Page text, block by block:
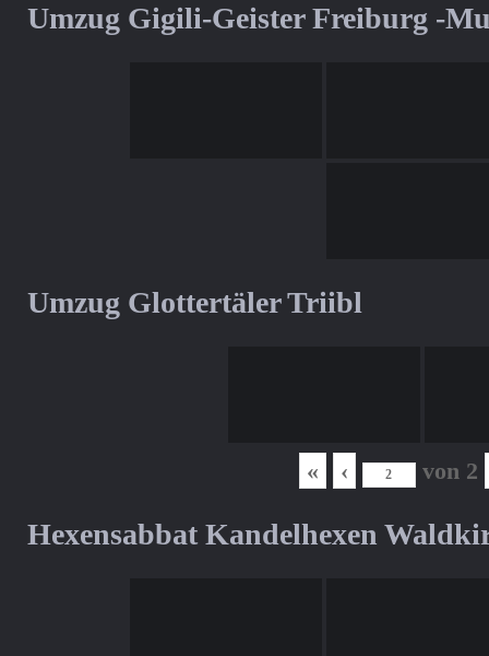
Umzug Gigili-Geister Freiburg -
Umzug Glottertäler Triibl
« ‹ von 2
Hexensabbat Kandelhexen